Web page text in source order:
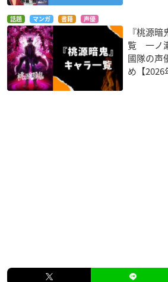
話題 マンガ 書籍 声優
『桃源
覧 一ノ
國隊の声
め【2026